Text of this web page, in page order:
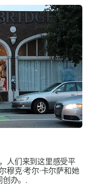
人们来到这里感受平
穆克·考尔·卡尔萨和她
创办。.